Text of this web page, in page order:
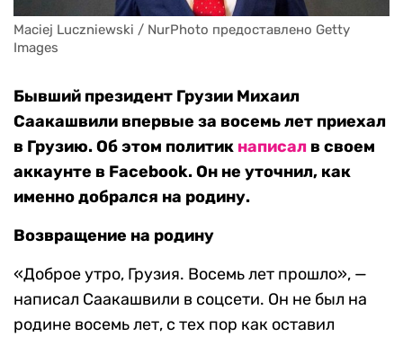
Maciej Luczniewski / NurPhoto предоставлено Getty
Images
Бывший президент Грузии Михаил
Саакашвили впервые за восемь лет приехал
в Грузию. Об этом политик написал в своем
аккаунте в Facebook. Он не уточнил, как
именно добрался на родину.
Возвращение на родину
«Доброе утро, Грузия. Восемь лет прошло», —
написал Саакашвили в соцсети. Он не был на
родине восемь лет, с тех пор как оставил